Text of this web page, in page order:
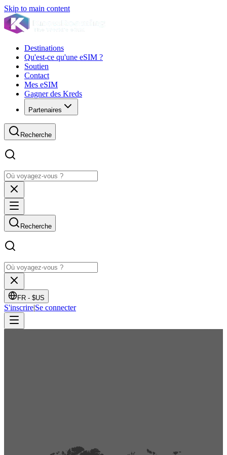
Skip to main content
Destinations
Qu'est-ce qu'une eSIM ?
Soutien
Contact
Mes eSIM
Gagner des Kreds
Partenaires
Recherche
Recherche
FR - $US
S'inscrire|Se connecter